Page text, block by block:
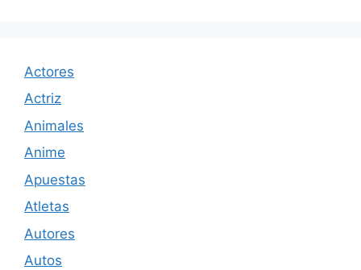
Actores
Actriz
Animales
Anime
Apuestas
Atletas
Autores
Autos